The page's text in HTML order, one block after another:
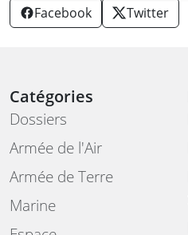
Facebook Twitter
Catégories
Dossiers
Armée de l'Air
Armée de Terre
Marine